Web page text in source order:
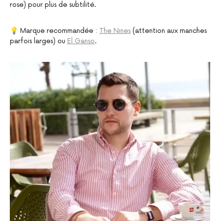
rose) pour plus de subtilité.
💡 Marque recommandée : The Nines (attention aux manches
parfois larges) ou El Ganso.